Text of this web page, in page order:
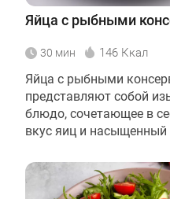
Яйца с рыбными
30 мин 146 Ккал
Яйца с рыбными
представляют собой
блюдо, сочетающее в
вкус яиц и насыщенный